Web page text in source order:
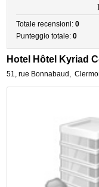
Totale recensioni:0
Punteggio totale:0
Hotel Hôtel Kyriad
51, rue Bonnabaud ,